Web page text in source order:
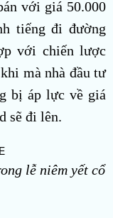
với giá 50.000
tiếng đi đường
với chiến lược
mà nhà đầu tư
bị áp lực về giá
sẽ đi lên.
lễ niêm yết cổ